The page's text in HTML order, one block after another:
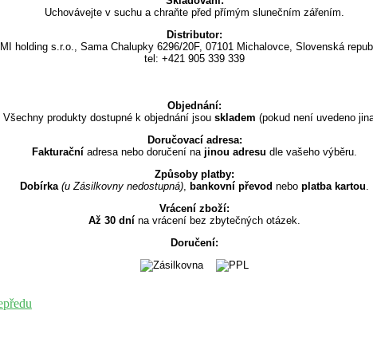
Uchovávejte v suchu a chraňte před přímým slunečním zářením.
Distributor:
MI holding s.r.o., Sama Chalupky 6296/20F, 07101 Michalovce, Slovenská
tel: +421 905 339 339
Objednání:
Všechny produkty dostupné k objednání jsou skladem (pokud není uvedeno
Doručovací adresa:
Fakturační adresa nebo doručení na jinou adresu dle vašeho výběru.
Způsoby platby:
Dobírka (u Zásilkovny nedostupná) bankovní převod nebo platba kartou
Vrácení zboží:
Až 30 dní na vrácení bez zbytečných otázek.
Doručení: